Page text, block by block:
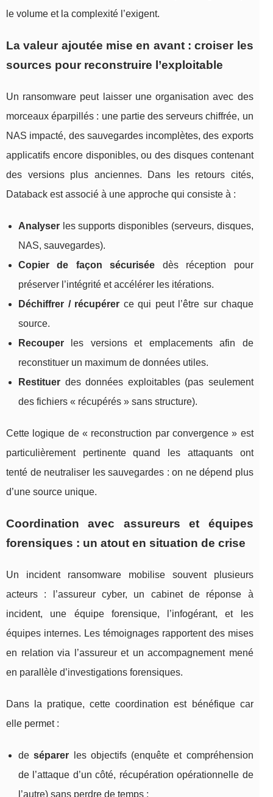
le volume et la complexité l’exigent.
La valeur ajoutée mise en avant : croiser les
sources pour reconstruire l’exploitable
Un ransomware peut laisser une organisation avec des
morceaux éparpillés : une partie des serveurs chiffrée, un
NAS impacté, des sauvegardes incomplètes, des exports
applicatifs encore disponibles, ou des disques contenant
des versions plus anciennes. Dans les retours cités,
Databack est associé à une approche qui consiste à :
Analyser les supports disponibles (serveurs, disques,
NAS, sauvegardes).
Copier de façon sécurisée dès réception pour
préserver l’intégrité et accélérer les itérations.
Déchiffrer / récupérer ce qui peut l’être sur chaque
source.
Recouper les versions et emplacements afin de
reconstituer un maximum de données utiles.
Restituer des données exploitables (pas seulement
des fichiers « récupérés » sans structure).
Cette logique de « reconstruction par convergence » est
particulièrement pertinente quand les attaquants ont
tenté de neutraliser les sauvegardes : on ne dépend plus
d’une source unique.
Coordination avec assureurs et équipes
forensiques : un atout en situation de crise
Un incident ransomware mobilise souvent plusieurs
acteurs : l’assureur cyber, un cabinet de réponse à
incident, une équipe forensique, l’infogérant, et les
équipes internes. Les témoignages rapportent des mises
en relation via l’assureur et un accompagnement mené
en parallèle d’investigations forensiques.
Dans la pratique, cette coordination est bénéfique car
elle permet :
deséparer les objectifs (enquête et compréhension
de l’attaque d’un côté, récupération opérationnelle de
l’autre) sans perdre de temps ;